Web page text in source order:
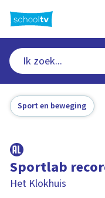
naar
hoofdinhoud
Sport en beweging
Sportlab
Het Klokhuis